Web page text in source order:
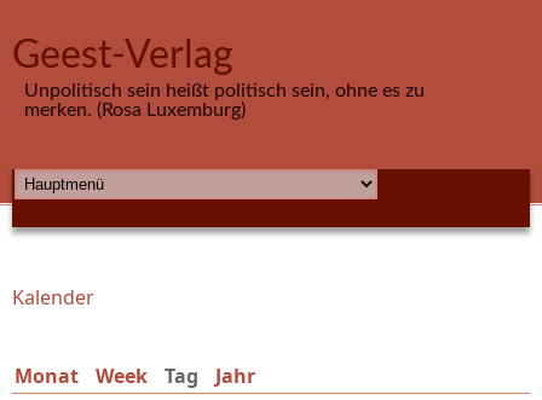
Geest-Verlag
Unpolitisch sein heißt politisch sein, ohne es zu
merken. (Rosa Luxemburg)
HAUPTMENÜ
Sie sind hier
Kalender
Monat Week Tag (aktiver Reiter)
Jahr